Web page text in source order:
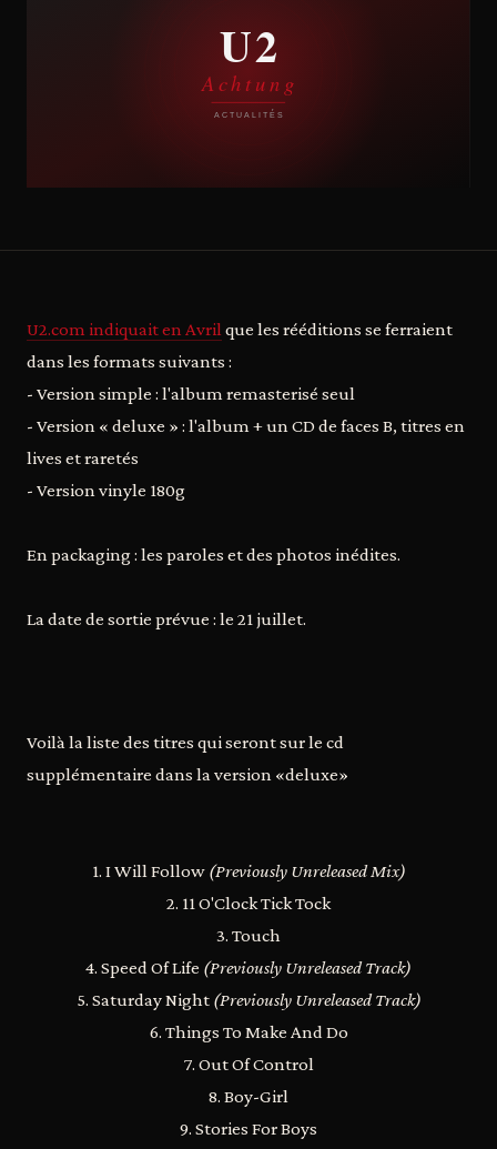
U2.com indiquait en Avrilque les rééditions se ferraient
dans les formats suivants :
- Version simple : l'album remasterisé seul
- Version « deluxe » : l'album + un CD de faces B, titres en
lives et raretés
- Version vinyle 180g
En packaging : les paroles et des photos inédites.
La date de sortie prévue : le 21 juillet.
Voilà la liste des titres qui seront sur le cd
supplémentaire dans la version «deluxe»
1. I Will Follow (Previously Unreleased Mix)
2. 11 O'Clock Tick Tock
3. Touch
4. Speed Of Life (Previously Unreleased Track)
5. Saturday Night (Previously Unreleased Track)
6. Things To Make And Do
7. Out Of Control
8. Boy-Girl
9. Stories For Boys